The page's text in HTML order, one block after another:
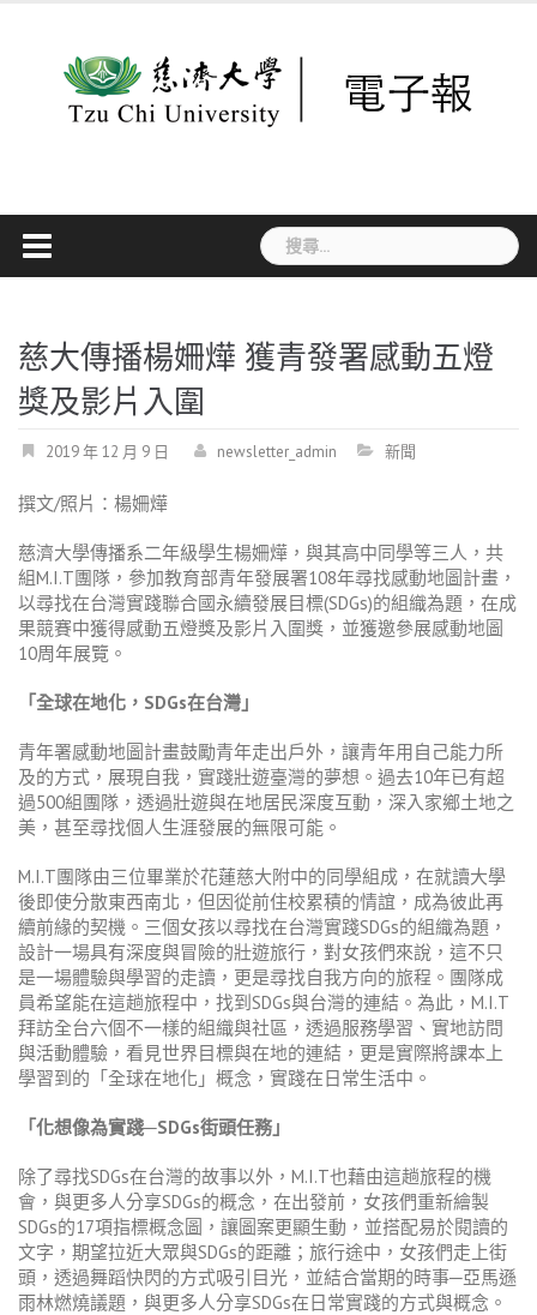
搜
尋
字:
慈大傳播楊姍燁 獲青發署感動五燈
獎及影片入圍
2019 年 12 月 9 日 newsletter_admin 新聞
撰文/照片：楊姍燁
慈濟大學傳播系二年級學生楊姍燁，與其高中同學等三人，共
組M.I.T團隊，參加教育部青年發展署108年尋找感動地圖計畫，
以尋找在台灣實踐聯合國永續發展目標(SDGs)的組織為題，在成
果競賽中獲得感動五燈獎及影片入圍獎，並獲邀參展感動地圖
10周年展覽。
「全球在地化，SDGs在台灣」
青年署感動地圖計畫鼓勵青年走出戶外，讓青年用自己能力所
及的方式，展現自我，實踐壯遊臺灣的夢想。過去10年已有超
過500組團隊，透過壯遊與在地居民深度互動，深入家鄉土地之
美，甚至尋找個人生涯發展的無限可能。
M.I.T團隊由三位畢業於花蓮慈大附中的同學組成，在就讀大學
後即使分散東西南北，但因從前住校累積的情誼，成為彼此再
續前緣的契機。三個女孩以尋找在台灣實踐SDGs的組織為題，
設計一場具有深度與冒險的壯遊旅行，對女孩們來說，這不只
是一場體驗與學習的走讀，更是尋找自我方向的旅程。團隊成
員希望能在這趟旅程中，找到SDGs與台灣的連結。為此，M.I.T
拜訪全台六個不一樣的組織與社區，透過服務學習、實地訪問
與活動體驗，看見世界目標與在地的連結，更是實際將課本上
學習到的「全球在地化」概念，實踐在日常生活中。
「化想像為實踐─SDGs街頭任務」
除了尋找SDGs在台灣的故事以外，M.I.T也藉由這趟旅程的機
會，與更多人分享SDGs的概念，在出發前，女孩們重新繪製
SDGs的17項指標概念圖，讓圖案更顯生動，並搭配易於閱讀的
文字，期望拉近大眾與SDGs的距離；旅行途中，女孩們走上街
頭，透過舞蹈快閃的方式吸引目光，並結合當期的時事─亞馬遜
雨林燃燒議題，與更多人分享SDGs在日常實踐的方式與概念。